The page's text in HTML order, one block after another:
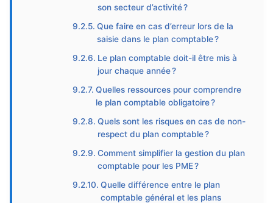
son secteur d’activité ?
Que faire en cas d’erreur lors de la
saisie dans le plan comptable ?
Le plan comptable doit-il être mis à
jour chaque année ?
Quelles ressources pour comprendre
le plan comptable obligatoire ?
Quels sont les risques en cas de non-
respect du plan comptable ?
Comment simplifier la gestion du plan
comptable pour les PME ?
Quelle différence entre le plan
comptable général et les plans